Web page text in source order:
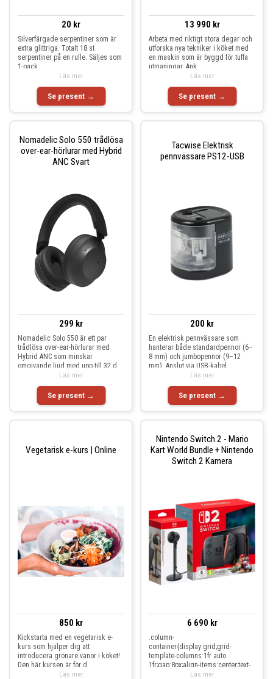
20 kr
Silverfärgade serpentiner som är
extra glittriga. Totalt 18 st
serpentiner på en rulle. Säljes som
1-pack.
Se present →
Läs mer
13 990 kr
Arbeta med riktigt stora degar och
utforska nya tekniker i köket med
en maskin som är byggd för tuffa
utmaningar. Ank
Se present →
Läs mer
Nomadelic Solo 550 trådlösa
over-ear-hörlurar med Hybrid
ANC Svart
299 kr
Nomadelic Solo 550 är ett par
trådlösa over-ear-hörlurar med
Hybrid ANC som minskar
omgivande ljud med upp till 32 d
Se present →
Läs mer
Tacwise Elektrisk
pennvässare PS12-USB
200 kr
En elektrisk pennvässare som
hanterar både standardpennor (6–
8 mm) och jumbopennor (9–12
mm). Anslut via USB-kabel
Se present →
Läs mer
Vegetarisk e-kurs | Online
850 kr
Kickstarta med en vegetarisk e-
kurs som hjälper dig att
introducera grönare vanor i köket!
Den här kursen är för d
Läs mer
Nintendo Switch 2 - Mario
Kart World Bundle + Nintendo
Switch 2 Kamera
6 690 kr
.column-
container{display:grid;grid-
template-columns:1fr auto
1fr;gap:8px;align-items:center;text-
align:center}.column-c
Läs mer